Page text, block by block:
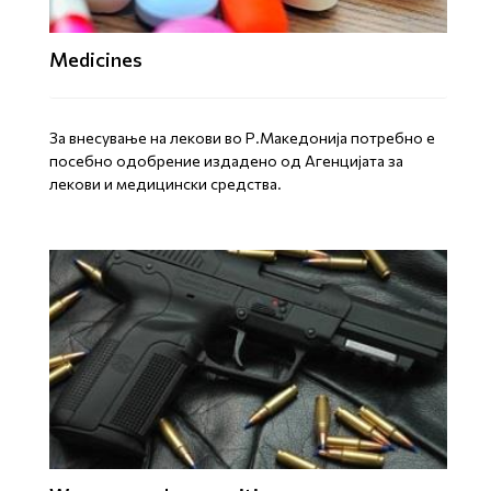
Medicines
За внесување на лекови во Р.Македонија потребно е
посебно одобрение издадено од Агенцијата за
лекови и медицински средства.